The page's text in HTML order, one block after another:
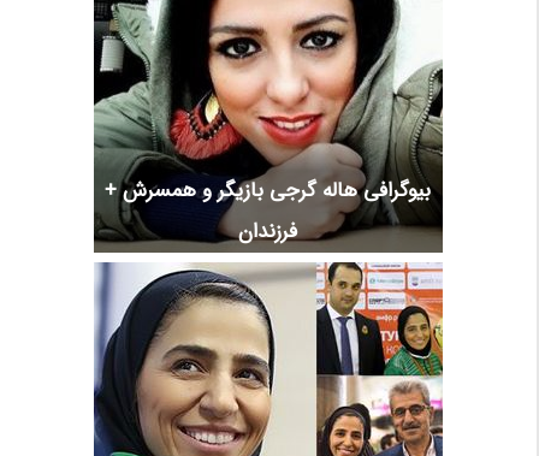
بیوگرافی هاله گرجی بازیگر و همسرش +
فرزندان